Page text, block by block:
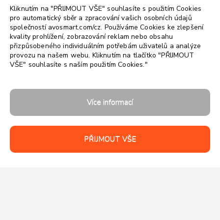
Kliknutím na "PŘIJMOUT VŠE" souhlasíte s použitím Cookies
pro automatický sběr a zpracování vašich osobních údajů
společností avosmart.com/cz. Používáme Cookies ke zlepšení
kvality prohlížení, zobrazování reklam nebo obsahu
přizpůsobeného individuálním potřebám uživatelů a analýze
provozu na našem webu. Kliknutím na tlačítko "PŘIJMOUT
VŠE" souhlasíte s naším použitím Cookies."
Více informací
PŘIJMOUT VŠE